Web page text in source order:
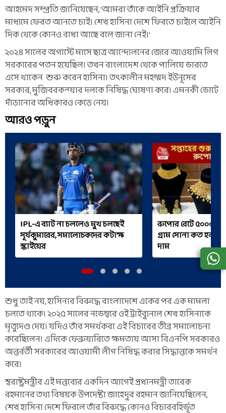
আহমেদ সম্প্রতি জানিয়েছেন, 'আমরা তাঁকে আইনি প্রক্রিয়ার
মাধ্যমে ফেরত আনতে চাই। শেখ হাসিনা দেশে ফিরতে চাইলে আইনি
দিক থেকে কোনও বাধা আছে বলে জানা নেই।'
২০২৪ সালের অগাস্টে মাসে ছাত্র আন্দোলনের জেরে আওয়ামি লিগ
সরকারের পতন হয়েছিল। তখন বাংলাদেশ থেকে পালিয়ে ভারতে
এসে থাকেন শুরু করেন হাসিনা। তৎকালীন মহম্মদ ইউনূসের
সরকার, মুজিবরকন্য়ার দলকে নিষিদ্ধ ঘোষণা করে। এমনকী ভোটে
দাঁড়ানোর অধিকারও কেড়ে নেয়।
আরও পড়ুন
IPL-এ ব্যাট না চললেও মুখ চলছেই
সূর্যকুমারের, সমালোচকদের কটাক্ষ
স্কাইয়ের
রুপোর রেটে ৫০০০
গ্রাম সোনা কত হল?
দাম
শুধু তাই নয়, হাসিনার বিরুদ্ধে বাংলাদেশে একের পর এক মামলা
চলতে থাকে। ২০২৫ সালের নভেম্বরে ওই ট্রাইব্যুনাল শেখ হাসিনাকে
মৃত্যুদণ্ড দেয়। যদিও তাঁর সমর্থকরা এই বিচারের তীব্র সমালোচনা
করেছিলেন। এদিকে ফেব্রুয়ারিতে ক্ষমতায় আসা বিএনপি সরকারও
অন্তর্বর্তী সরকারের আওয়ামী লীগ নিষিদ্ধ করার সিদ্ধান্তকে সমর্থন
করে।
স্বরাষ্ট্রমন্ত্রীর এই মন্তব্যের একদিন আগেই প্রধানমন্ত্রী তারেক
রহমানের তথ্য বিষয়ক উপদেষ্টা জাহেদুর রহমান জানিয়েছিলেন,
শেখ হাসিনা দেশে ফিরলে তাঁর বিরুদ্ধে কোনও বিচারবহির্ভূত